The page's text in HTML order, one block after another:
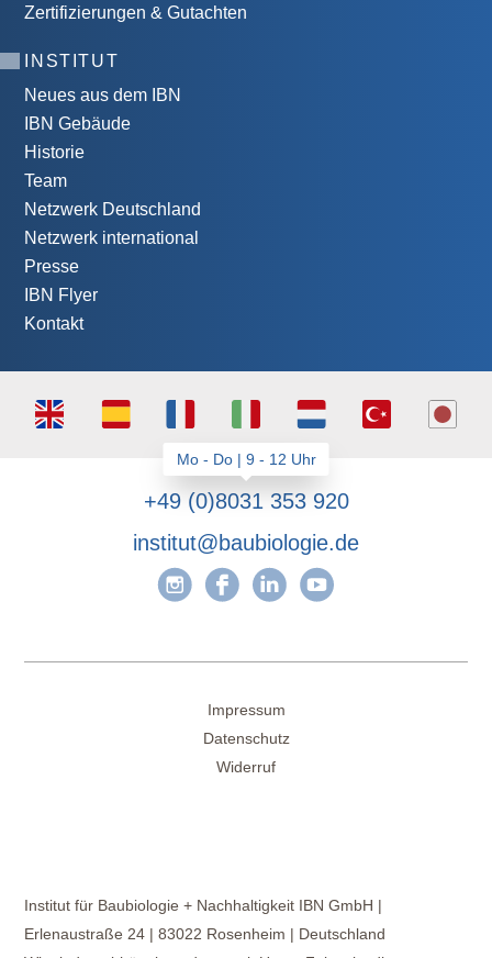
Zertifizierungen & Gutachten
INSTITUT
Neues aus dem IBN
IBN Gebäude
Historie
Team
Netzwerk Deutschland
Netzwerk international
Presse
IBN Flyer
Kontakt
+49 (0)8031 353 920
institut@baubiologie.de
Impressum
Datenschutz
Widerruf
Institut für Baubiologie + Nachhaltigkeit IBN GmbH |
Erlenaustraße 24 | 83022 Rosenheim | Deutschland